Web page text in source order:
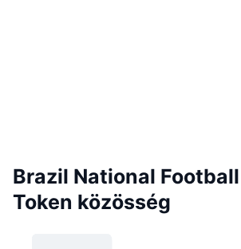
Brazil National
Token közösség